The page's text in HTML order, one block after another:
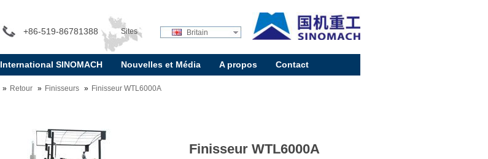
+86-519-86781388 Sites
internationaux:
Britain
International SINOMACH Nouvelles et Média A propos Contact
Retour Finisseurs Finisseur WTL6000A
Finisseur WTL6000A